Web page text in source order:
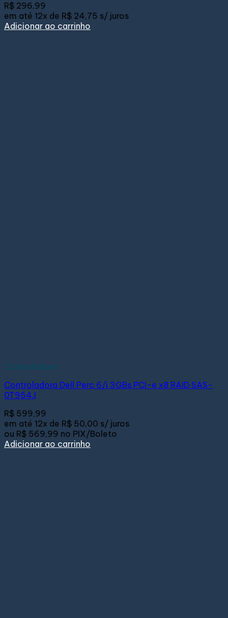
R$ 296,99
em até 12x de R$ 24,75 s/ juros
Adicionar ao carrinho
Controladora
Controladora Dell Perc 6/i 3GBs PCI-e x8 RAID SAS-
0T954J
R$ 599,99
em até 12x de R$ 50,00 s/ juros
ou R$ 569,99 no PIX/Boleto
Adicionar ao carrinho